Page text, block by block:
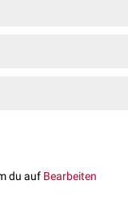
Pfortader- und
zu einer
so ist dies mit einer
du auf Bearbeiten